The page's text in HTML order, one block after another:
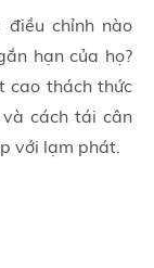
điều chỉnh nào
hạn của họ?
cao thách thức
cách tái cân
với lạm phát.